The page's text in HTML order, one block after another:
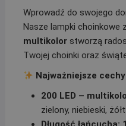
Wprowadź do swojego
Nasze lampki choinkowe z
multikolorstworzą
Twojej choinki oraz
Najważniejsze
200 LED –
zielony, niebieski,